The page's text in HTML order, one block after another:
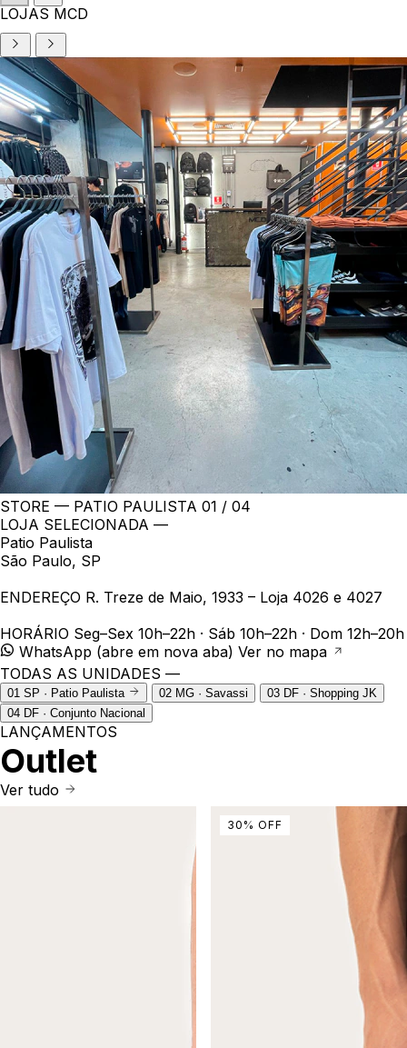
LOJAS MCD
STORE — PATIO PAULISTA 01 / 04
LOJA SELECIONADA —
Patio Paulista
São Paulo, SP
ENDEREÇO R. Treze de Maio, 1933 – Loja 4026 e 4027
HORÁRIO Seg–Sex 10h–22h · Sáb 10h–22h · Dom 12h–20h
WhatsApp (abre em nova aba) Ver no mapa
TODAS AS UNIDADES —
01 SP · Patio Paulista 02 MG · Savassi 03 DF · Shopping JK
04 DF · Conjunto Nacional
LANÇAMENTOS
Outlet
Ver tudo
30 % OFF